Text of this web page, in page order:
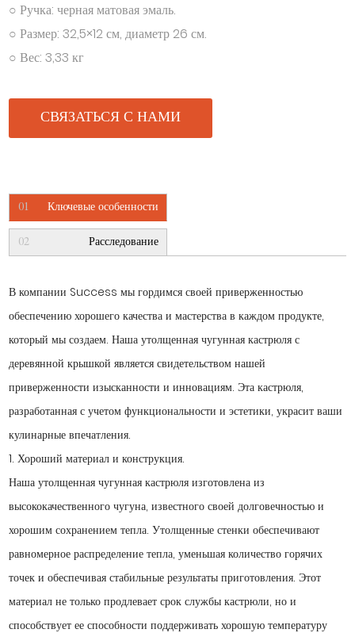
○ Ручка: черная матовая эмаль.
○ Размер: 32,5×12 см, диаметр 26 см.
○ Вес: 3,33 кг
СВЯЗАТЬСЯ С НАМИ
01 Ключевые особенности
02 Расследование
В компании Success мы гордимся своей приверженностью
обеспечению хорошего качества и мастерства в каждом продукте,
который мы создаем. Наша утолщенная чугунная кастрюля с
деревянной крышкой является свидетельством нашей
приверженности изысканности и инновациям. Эта кастрюля,
разработанная с учетом функциональности и эстетики, украсит ваши
кулинарные впечатления.
1. Хороший материал и конструкция.
Наша утолщенная чугунная кастрюля изготовлена ​​из
высококачественного чугуна, известного своей долговечностью и
хорошим сохранением тепла. Утолщенные стенки обеспечивают
равномерное распределение тепла, уменьшая количество горячих
точек и обеспечивая стабильные результаты приготовления. Этот
материал не только продлевает срок службы кастрюли, но и
способствует ее способности поддерживать хорошую температуру